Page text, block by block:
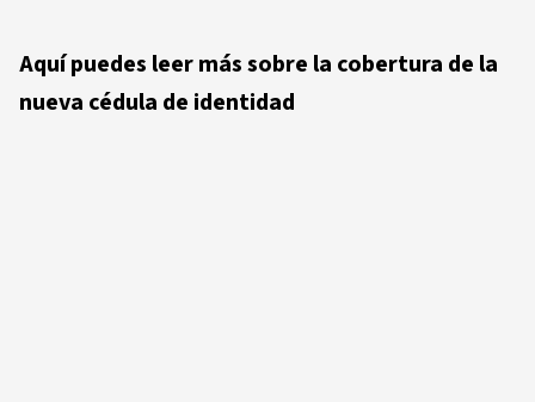
Aquí puedes leer más sobre la cobertura de la
nueva cédula de identidad